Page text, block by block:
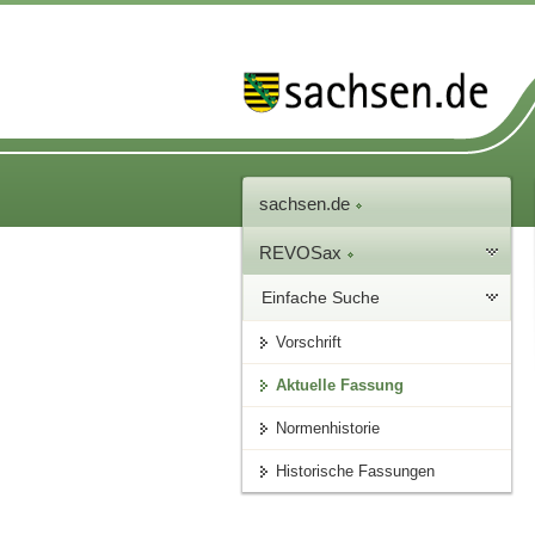
sachsen.de
REVOSax
Einfache Suche
Vorschrift
Aktuelle Fassung
Normenhistorie
Historische Fassungen